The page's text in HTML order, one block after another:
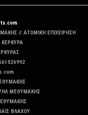
// ΑΤΟΜΙΚΗ ΕΠΙΧΕΙΡΗΣΗ
ΚΕΡΚΥΡΑ
ΜΕΘΥΜΑΚΗΣ
ΒΛΑΧΟΥ